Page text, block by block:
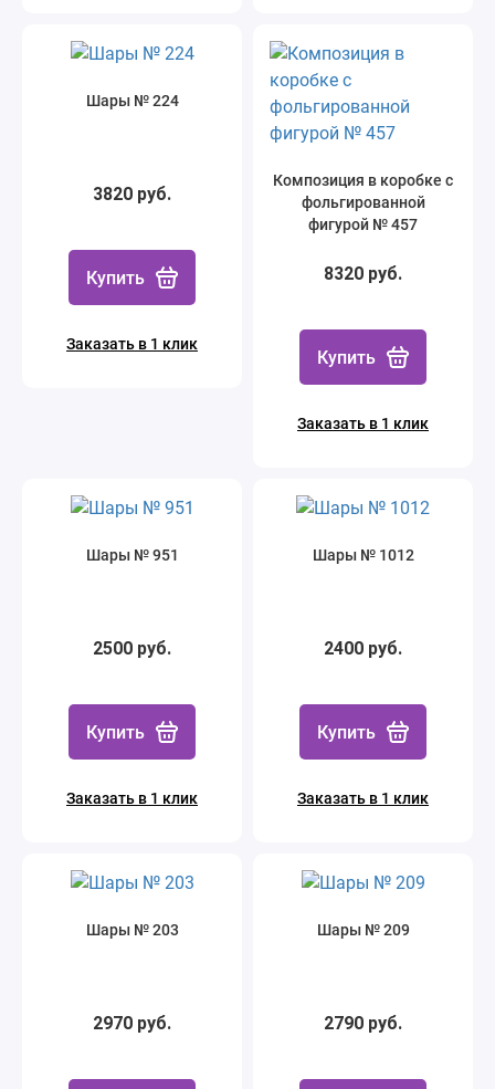
Шары № 224
3820 руб.
Купить
Заказать в 1 клик
Композиция в коробке с
фольгированной
фигурой № 457
8320 руб.
Купить
Заказать в 1 клик
Шары № 951
2500 руб.
Купить
Заказать в 1 клик
Шары № 1012
2400 руб.
Купить
Заказать в 1 клик
Шары № 203
2970 руб.
Шары № 209
2790 руб.